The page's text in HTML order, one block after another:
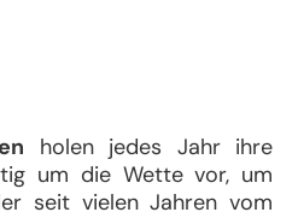
holen jedes Jahr ihre
um die Wette vor, um
seit vielen Jahren vom